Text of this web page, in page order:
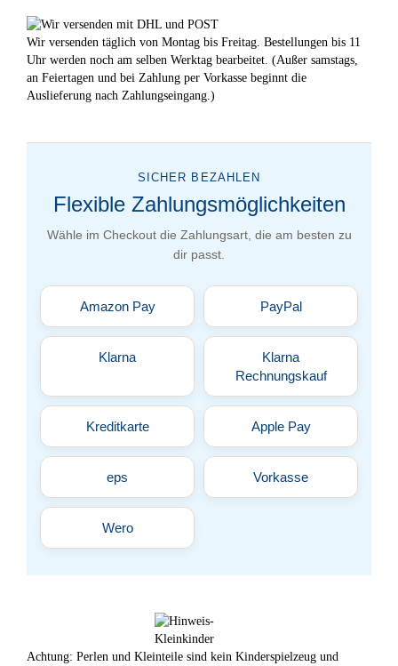
Wir versenden täglich von Montag bis Freitag. Bestellungen bis 11
Uhr werden noch am selben Werktag bearbeitet. (Außer samstags,
an Feiertagen und bei Zahlung per Vorkasse beginnt die
Auslieferung nach Zahlungseingang.)
SICHER BEZAHLEN
Flexible Zahlungsmöglichkeiten
Wähle im Checkout die Zahlungsart, die am besten zu
dir passt.
Amazon Pay PayPal
Klarna
Klarna
Rechnungskauf
Kreditkarte Apple Pay
eps Vorkasse
Wero
Achtung: Perlen und Kleinteile sind kein Kinderspielzeug und